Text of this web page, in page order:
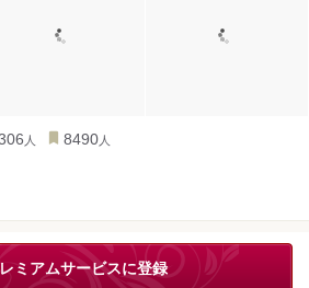
人 8490 人
ミアムサービスに登録